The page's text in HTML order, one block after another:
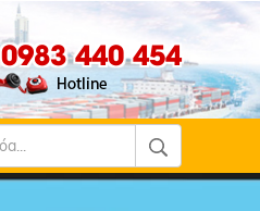
0983 440 454